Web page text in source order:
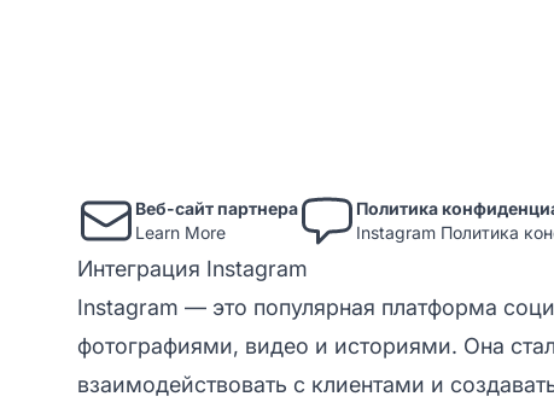
Веб-сайт партнера
Learn More
Политика
Instagram Политика
Интеграция Instagram
Instagram — это популярная платформа
фотографиями, видео и историями. Она
взаимодействовать с клиентами и